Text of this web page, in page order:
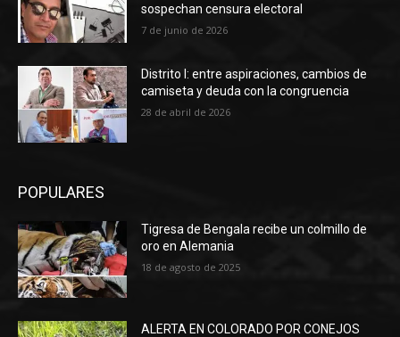
sospechan censura electoral
7 de junio de 2026
Distrito I: entre aspiraciones, cambios de
camiseta y deuda con la congruencia
28 de abril de 2026
POPULARES
Tigresa de Bengala recibe un colmillo de
oro en Alemania
18 de agosto de 2025
ALERTA EN COLORADO POR CONEJOS